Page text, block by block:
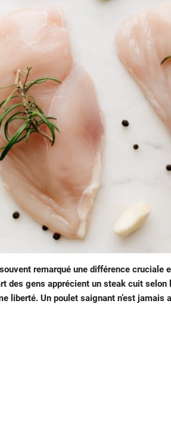
remarqué une différence cruciale
des gens apprécient un steak cuit
liberté. Un poulet saignant n’est